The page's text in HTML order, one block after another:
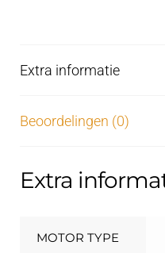
Extra informatie
Beoordelingen (0)
Extra
MOTOR TYPE